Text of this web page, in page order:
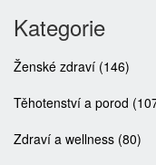
specifický druh výtok.
Kategorie
Ženské zdraví (146)
Těhotenství a porod
Zdraví a wellness (80)